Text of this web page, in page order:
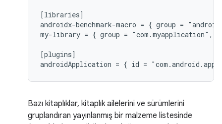
[libraries]
androidx-benchmark-macro = { group =
my-library = { group =
[plugins]
Bazı kitaplıklar, kitaplık ailelerini ve sürümlerini
gruplandıran yayınlanmış bir malzeme listesinde